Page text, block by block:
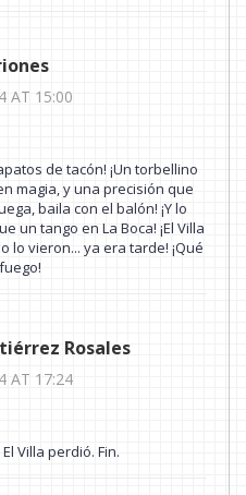
AT 15:00
de tacón! ¡Un torbellino
magia, y una precisión que
baila con el balón! ¡Y lo
un tango en La Boca! ¡El Villa
lo vieron... ya era tarde! ¡Qué
Rosales
AT 17:24
Villa perdió. Fin.